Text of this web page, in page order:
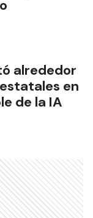
alrededor
en
de la IA